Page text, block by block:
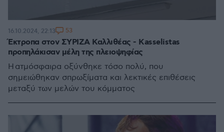
Έκτροπα στον ΣΥΡΙΖΑ Καλλιθέας - Kasselistas
προπηλάκισαν μέλη της πλειοψηφίας
Η ατμόσφαιρα οξύνθηκε τόσο πολύ, που
σημειώθηκαν σπρωξίματα και λεκτικές επιθέσεις
μεταξύ των μελών του κόμματος
16.10.2024, 22:13 53